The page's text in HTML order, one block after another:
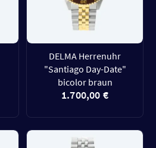
DELMA Herrenuhr
"Santiago Day-Date"
bicolor braun
1.700,00 €